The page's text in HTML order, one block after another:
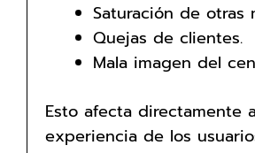
Saturación de otras
Quejas de clientes.
Mala imagen del
Esto afecta directamente
experiencia de los